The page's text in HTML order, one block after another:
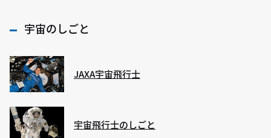
宇宙のしごと
JAXA宇宙飛行士
宇宙飛行士のしごと